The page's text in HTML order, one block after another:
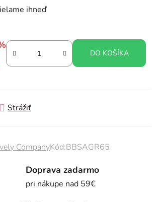
ihneď
DO KOŠÍKA
Strážiť
CompanyKód:BBSAGR65
Doprava zadarmo
pri nákupe nad 59€